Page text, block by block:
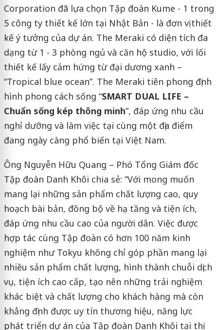
Corporation đã lựa chọn Tập đoàn Kume - 1 trong
5 công ty thiết kế lớn tại Nhật Bản - là đơn vị thiết
kế ý tưởng của dự án. The Meraki có diện tích đa
dạng từ 1 - 3 phòng ngủ và căn hộ studio, với lối
thiết kế lấy cảm hứng từ đại dương xanh –
“Tropical blue ocean”. The Meraki tiên phong định
hình phong cách sống “SMART DUAL LIFE –
Chuẩn sống kép thông minh”, đáp ứng nhu cầu
nghỉ dưỡng và làm việc tại cùng một địa điểm
đang ngày càng phổ biến tại Việt Nam.
Ông Nguyễn Hữu Quang – Phó Tổng Giám đốc
Tập đoàn Danh Khôi chia sẻ: “Với mong muốn
mang lại những sản phẩm chất lượng cao, quy
hoạch bài bản, đồng bộ về hạ tầng và tiện ích,
đáp ứng nhu cầu cao của người dân. Việc được
hợp tác cùng Tập đoàn có hơn 100 năm kinh
nghiệm như Tokyu không chỉ góp phần mang lại
nhiều sản phẩm chất lượng, hình thành chuỗi dịch
vụ, tiện ích cao cấp, tạo nên những trải nghiệm
khác biệt và chất lượng cho khách hàng mà còn
khẳng định được uy tín thương hiệu, năng lực
phát triển dự án của Tập đoàn Danh Khôi tại thị